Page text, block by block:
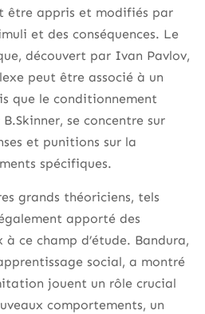
être appris et modifiés par
et des conséquences. Le
découvert par Ivan Pavlov,
peut être associé à un
que le conditionnement
se concentre sur
et punitions sur la
spécifiques.
grands théoriciens, tels
apporté des
ce champ d’étude. Bandura,
social, a montré
jouent un rôle crucial
comportements, un